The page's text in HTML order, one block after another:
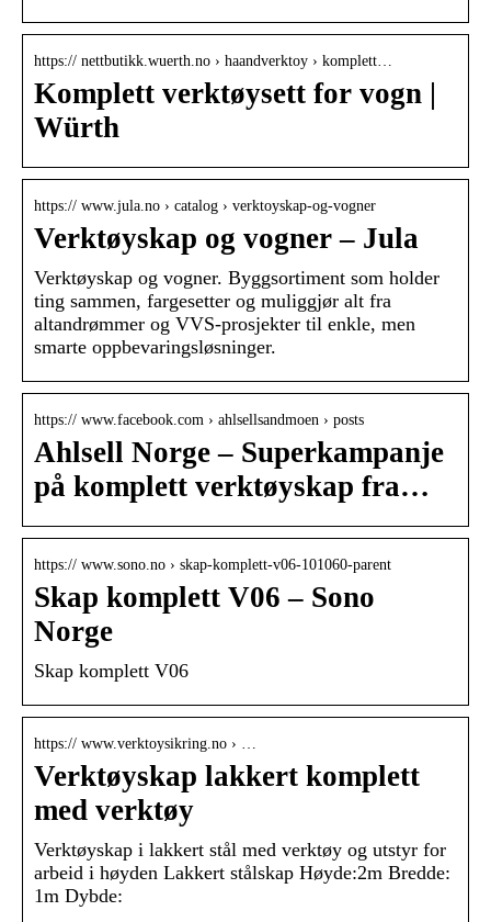
https:// nettbutikk.wuerth.no › haandverktoy › komplett…
Komplett verktøysett for vogn |
Würth
https:// www.jula.no › catalog › verktoyskap-og-vogner
Verktøyskap og vogner – Jula
Verktøyskap og vogner. Byggsortiment som holder
ting sammen, fargesetter og muliggjør alt fra
altandrømmer og VVS-prosjekter til enkle, men
smarte oppbevaringsløsninger.
https:// www.facebook.com › ahlsellsandmoen › posts
Ahlsell Norge – Superkampanje
på komplett verktøyskap fra…
https:// www.sono.no › skap-komplett-v06-101060-parent
Skap komplett V06 – Sono
Norge
Skap komplett V06
https:// www.verktoysikring.no › …
Verktøyskap lakkert komplett
med verktøy
Verktøyskap i lakkert stål med verktøy og utstyr for
arbeid i høyden Lakkert stålskap Høyde:2m Bredde:
1m Dybde: